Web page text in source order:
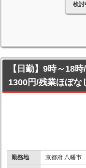
検討
【日勤】9時～18
1300円/残業ほぼな
勤務地 京都府 八幡市